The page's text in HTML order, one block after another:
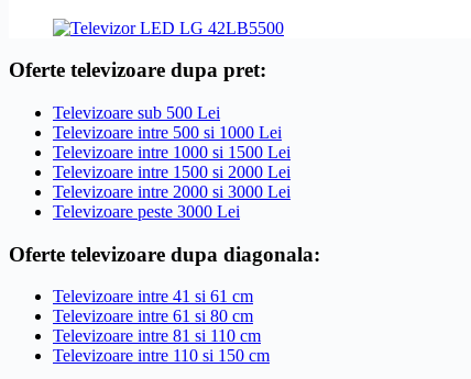
Oferte televizoare dupa pret:
Televizoare sub 500 Lei
Televizoare intre 500 si 1000 Lei
Televizoare intre 1000 si 1500 Lei
Televizoare intre 1500 si 2000 Lei
Televizoare intre 2000 si 3000 Lei
Televizoare peste 3000 Lei
Oferte televizoare dupa diagonala:
Televizoare intre 41 si 61 cm
Televizoare intre 61 si 80 cm
Televizoare intre 81 si 110 cm
Televizoare intre 110 si 150 cm